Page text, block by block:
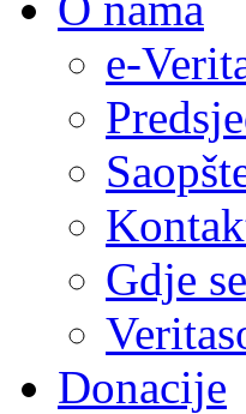
e-
Gdje
Donacije